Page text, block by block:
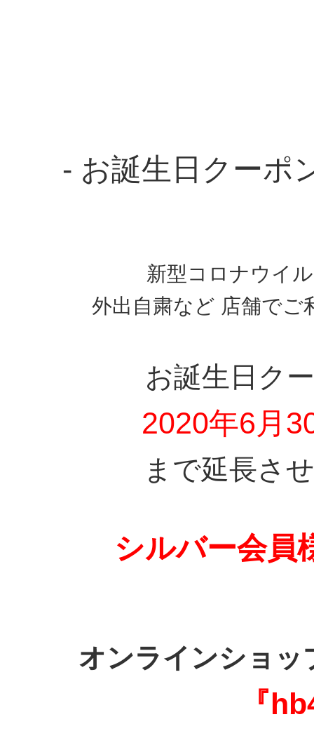
- お誕生日クーポ
新型コロナウイ
外出自粛など 店舗で
お誕生日ク
2020年6月
まで延長さ
シルバー会
オンラインショッ
『